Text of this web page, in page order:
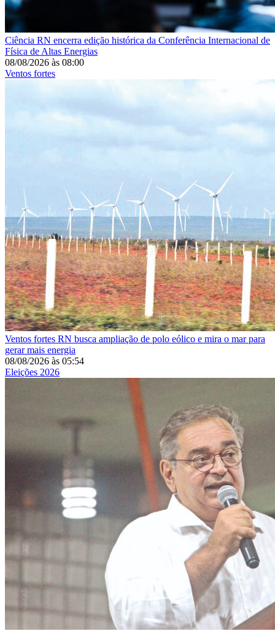
Ciência RN encerra edição histórica da Conferência Internacional de
Física de Altas Energias
08/08/2026 às 08:00
Ventos fortes
Ventos fortes RN busca ampliação de polo eólico e mira o mar para
gerar mais energia
08/08/2026 às 05:54
Eleições 2026